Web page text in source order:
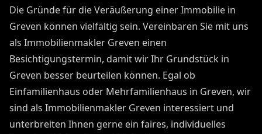
Die Gründe für die Veräußerung einer Immobilie in
Greven können vielfältig sein. Vereinbaren Sie mit uns
als Immobilienmakler Greven einen
Besichtigungstermin, damit wir Ihr Grundstück in
Greven besser beurteilen können. Egal ob
Einfamilienhaus oder Mehrfamilienhaus in Greven, wir
sind als Immobilienmakler Greven interessiert und
unterbreiten Ihnen gerne ein faires, individuelles